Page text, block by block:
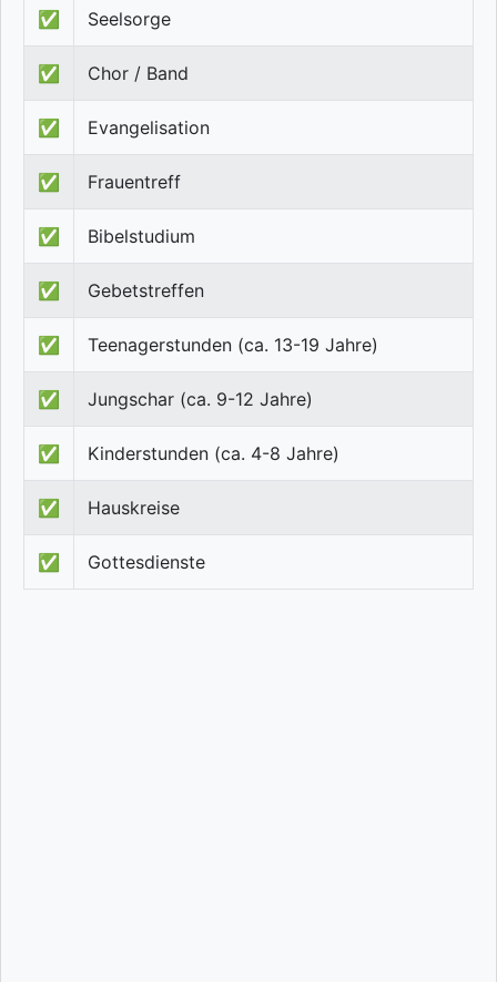
✅ Seelsorge
✅ Chor / Band
✅ Evangelisation
✅ Frauentreff
✅ Bibelstudium
✅ Gebetstreffen
✅ Teenagerstunden (ca. 13-19 Jahre)
✅ Jungschar (ca. 9-12 Jahre)
✅ Kinderstunden (ca. 4-8 Jahre)
✅ Hauskreise
✅ Gottesdienste